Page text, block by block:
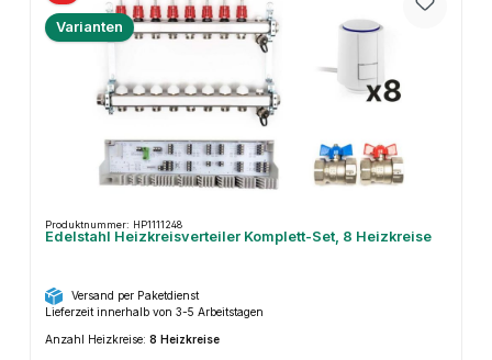
Varianten
Produktnummer: HP1111248
Edelstahl Heizkreisverteiler Komplett-Set, 8 Heizkreise
Versand per Paketdienst
Lieferzeit innerhalb von 3-5 Arbeitstagen
Anzahl Heizkreise: 8 Heizkreise